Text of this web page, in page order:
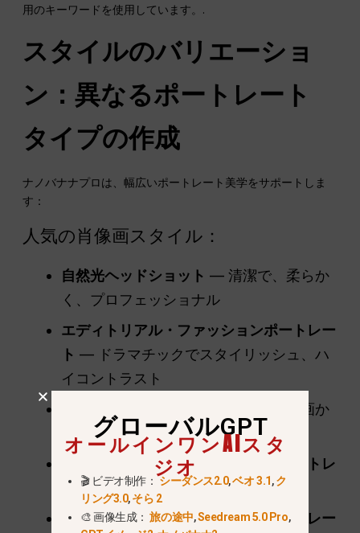
用のキーワードを使用しています。.
スタイルのバリエーショ
ン：異なるポートレート
タイプの作成
ナノバナナプロは、幅広いポートレート美学をサポートしま
す：
人気の肖像画スタイル：
自然光ヘッドショット — 清潔で、柔らか
く、プロフェッショナル
エディトリアル・ファッションポートレー
ト — ドラマチックでスタイリッシュ、ハ
イコントラスト
— ムードのある、映画か
らインスピレーションを得た
ファンタジーまたはキャラクターポートレ
ート — 様式化された見た目
超リアルなデジタルヒューマンポートレー
グローバルGPT
オールインワンAIスタ
ジオ
🎬 ビデオ制作：シーダンス2.0,ベオ 3.1,ク
リング3.0,そら 2
🎨 画像生成：旅の途中,Seedream 5.0 Pro,